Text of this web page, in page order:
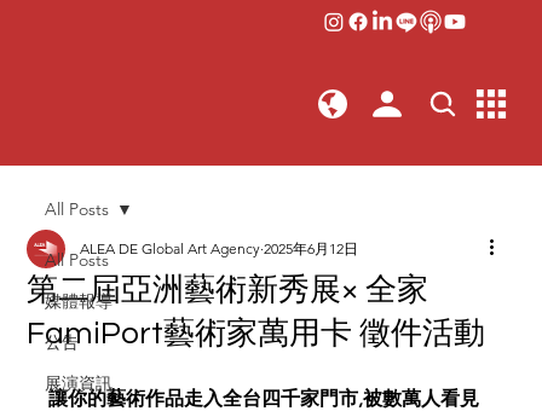
All Posts
媒體報導
公告
展演資訊
All Posts
第二屆亞洲藝術新秀展× 全家
FamiPort藝術家萬用卡 徵件活動
ALEA DE Global Art Agency 2025年6月12日
讓你的藝術作品走入全台四千家門市,被數萬人看見